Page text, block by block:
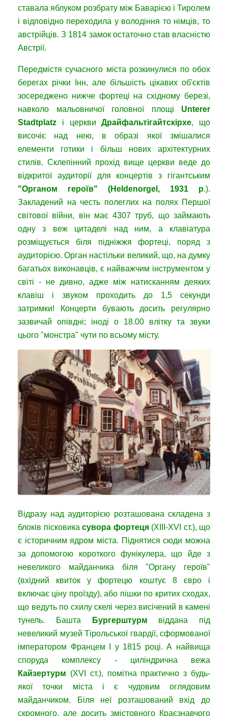
ставала яблуком розбрату між Баварією і Тиролем
і відповідно переходила у володіння то німців, то
австрійців. З 1814 замок остаточно став власністю
Австрії.
Передмістя сучасного міста розкинулися по обох
берегах річки Інн, але більшість цікавих об'єктів
зосереджено нижче фортеці на східному березі,
навколо мальовничої головної площі Unterer
Stadtplatz і церквиДрайфальтігайтскірхе, що
височіє над нею, в образі якої змішалися
елементи готики і більш нових архітектурних
стилів. Склепінний прохід вище церкви веде до
відкритої аудиторії для концертів з гігантським
"Органом героїв" (Heldenorgel, 1931 р.).
Закладений на честь полеглих на полях Першої
світової війни, він має 4307 труб, що займають
одну з веж цитаделі над ним, а клавіатура
розміщується біля підніжжя фортеці, поряд з
аудиторією. Орган настільки великий, що, на думку
багатьох виконавців, є найважчим інструментом у
світі - не дивно, адже між натисканням деяких
клавіш і звуком проходить до 1,5 секунди
затримки! Концерти бувають досить регулярно
зазвичай опівдні; іноді о 18.00 влітку та звуки
цього "монстра" чути по всьому місту.
Відразу над аудиторією розташована складена з
блоків пісковика сувора фортеця(XIII-XVI ст.), що
є історичним ядром міста. Піднятися сюди можна
за допомогою короткого фунікулера, що йде з
невеликого майданчика біля "Органу героїв"
(вхідний квиток у фортецю коштує 8 євро і
включає ціну проїзду), або пішки по критих сходах,
що ведуть по схилу скелі через висічений в камені
тунель. Башта
Бургерштурм віддана під
невеликий музей Тірольської гвардії, сформованої
імператором Францем I у 1815 році. А найвища
споруда комплексу - циліндрична вежа
Кайзертурм (XVI ст.), помітна практично з будь-
якої точки міста і є чудовим оглядовим
майданчиком. Біля неї розташований вхід до
скромного, але досить змістовного Краєзнавчого